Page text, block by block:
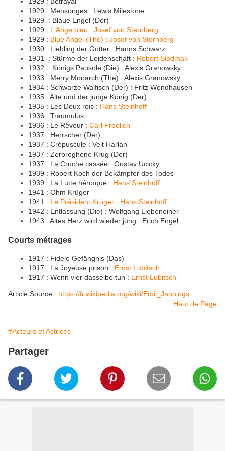
1929 : Mensonges : Lewis Milestone
1929 : Blaue Engel (Der)
1929 : L'Ange bleu : Josef von Sternberg
1929 : Blue Angel (The) : Josef von Sternberg
1930 : Liebling der Götter : Hanns Schwarz
1931 : Stürme der Leidenschaft : Robert Siodmak
1932 : Königs Pausole (Die) : Alexis Granowsky
1933 : Merry Monarch (The) : Alexis Granowsky
1934 : Schwarze Walfisch (Der) : Fritz Wendhausen
1935 : Alte und der junge König (Der)
1935 : Les Deux rois : Hans Steinhoff
1936 : Traumulus
1936 : Le Rêveur : Carl Froelich
1937 : Herrscher (Der)
1937 : Crépuscule : Veit Harlan
1937 : Zerbroghene Krug (Der)
1937 : La Cruche cassée : Gustav Ucicky
1939 : Robert Koch der Bekämpfer des Todes
1939 : La Lutte héroïque : Hans Steinhoff
1941 : Ohm Krüger
1941 : Le Président Krüger : Hans Steinhoff
1942 : Entlassung (Die) : Wolfgang Liebeneiner
1943 : Altes Herz wird wieder jung : Erich Engel
Courts métrages
1917 : Fidele Gefängnis (Das)
1917 : La Joyeuse prison : Ernst Lubitsch
1917 : Wenn vier dasselbe tun : Ernst Lubitsch
Article Source : https://fr.wikipedia.org/wiki/Emil_Jannings
Haut de Page
#Acteurs et Actrices
Partager